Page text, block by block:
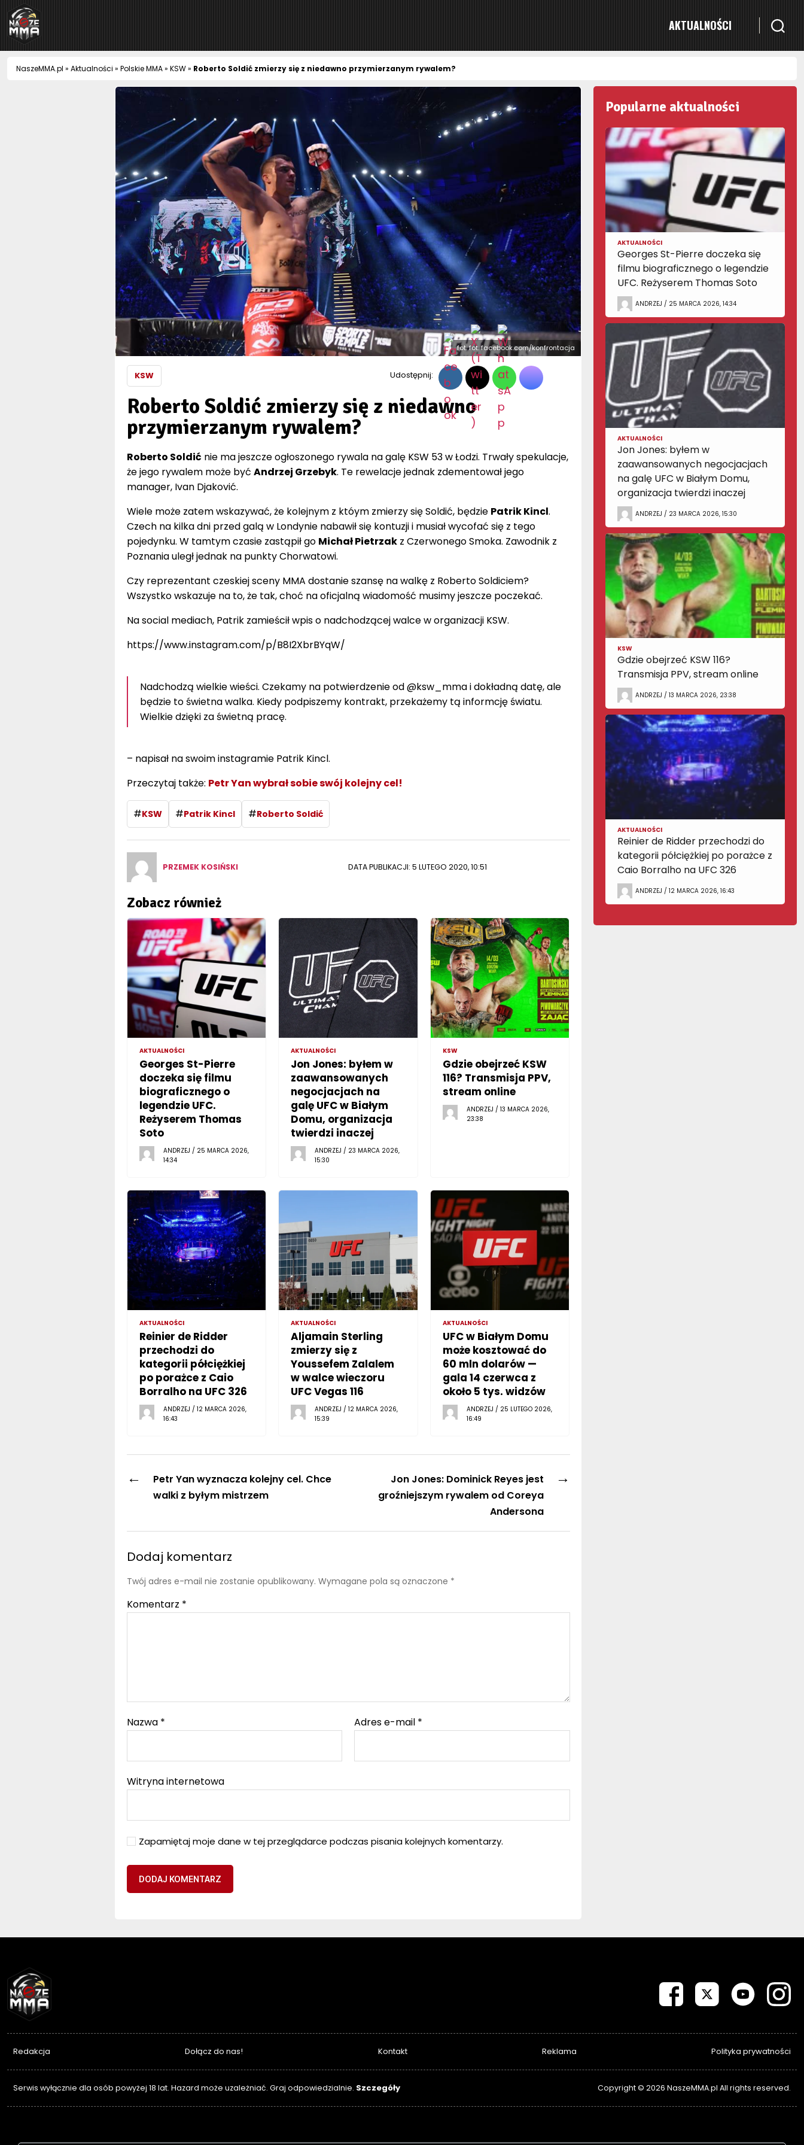
NaszeMMA
AKTUALNOŚCI
NaszeMMA.pl » Aktualności » Polskie MMA» KSW» Roberto Soldić zmierzy się z niedawno przymierzanym rywalem?
fot. fot. facebook.com/konfrontacja
KSW Udostępnij:
Roberto Soldić zmierzy się z niedawno
przymierzanym rywalem?
Roberto Soldić nie ma jeszcze ogłoszonego rywala na galę KSW 53 w Łodzi. Trwały spekulacje,
że jego rywalem może być Andrzej Grzebyk. Te rewelacje jednak zdementował jego
manager, Ivan Djaković.
Wiele może zatem wskazywać, że kolejnym z któym zmierzy się Soldić, będzie Patrik Kincl.
Czech na kilka dni przed galą w Londynie nabawił się kontuzji i musiał wycofać się z tego
pojedynku. W tamtym czasie zastąpił go Michał Pietrzakz Czerwonego Smoka. Zawodnik z
Poznania uległ jednak na punkty Chorwatowi.
Czy reprezentant czeskiej sceny MMA dostanie szansę na walkę z Roberto Soldiciem?
Wszystko wskazuje na to, że tak, choć na oficjalną wiadomość musimy jeszcze poczekać.
Na social mediach, Patrik zamieścił wpis o nadchodzącej walce w organizacji KSW.
https://www.instagram.com/p/B8I2XbrBYqW/
Nadchodzą wielkie wieści. Czekamy na potwierdzenie od @ksw_mma i dokładną datę, ale
będzie to świetna walka. Kiedy podpiszemy kontrakt, przekażemy tą informcję światu.
Wielkie dzięki za świetną pracę.
– napisał na swoim instagramie Patrik Kincl.
Przeczytaj także: Petr Yan wybrał sobie swój kolejny cel!
#KSW #Patrik Kincl #Roberto Soldić
PRZEMEK KOSIŃSKI DATA PUBLIKACJI: 5 LUTEGO 2020, 10:51
Zobacz również
AKTUALNOŚCI
Georges St-Pierre
doczeka się filmu
biograficznego o
legendzie UFC.
Reżyserem Thomas
Soto
ANDRZEJ / 25 MARCA 2026,
14:34
AKTUALNOŚCI
Jon Jones: byłem w
zaawansowanych
negocjacjach na
galę UFC w Białym
Domu, organizacja
twierdzi inaczej
ANDRZEJ / 23 MARCA 2026,
15:30
KSW
Gdzie obejrzeć KSW
116? Transmisja PPV,
stream online
ANDRZEJ / 13 MARCA 2026,
23:38
AKTUALNOŚCI
Reinier de Ridder
przechodzi do
kategorii półciężkiej
po porażce z Caio
Borralho na UFC 326
ANDRZEJ / 12 MARCA 2026,
16:43
AKTUALNOŚCI
Aljamain Sterling
zmierzy się z
Youssefem Zalalem
w walce wieczoru
UFC Vegas 116
ANDRZEJ / 12 MARCA 2026,
15:39
AKTUALNOŚCI
UFC w Białym Domu
może kosztować do
60 mln dolarów —
gala 14 czerwca z
około 5 tys. widzów
ANDRZEJ / 25 LUTEGO 2026,
16:49
←
Petr Yan wyznacza kolejny cel. Chce
walki z byłym mistrzem
→
Jon Jones: Dominick Reyes jest
groźniejszym rywalem od Coreya
Andersona
Dodaj komentarz
Twój adres e-mail nie zostanie opublikowany. Wymagane pola są oznaczone *
Komentarz *
Nazwa * Adres e-mail *
Witryna internetowa
Zapamiętaj moje dane w tej przeglądarce podczas pisania kolejnych komentarzy.
Popularne aktualności
AKTUALNOŚCI
Georges St-Pierre doczeka się
filmu biograficznego o legendzie
UFC. Reżyserem Thomas Soto
ANDRZEJ / 25 MARCA 2026, 14:34
AKTUALNOŚCI
Jon Jones: byłem w
zaawansowanych negocjacjach
na galę UFC w Białym Domu,
organizacja twierdzi inaczej
ANDRZEJ / 23 MARCA 2026, 15:30
KSW
Gdzie obejrzeć KSW 116?
Transmisja PPV, stream online
ANDRZEJ / 13 MARCA 2026, 23:38
AKTUALNOŚCI
Reinier de Ridder przechodzi do
kategorii półciężkiej po porażce z
Caio Borralho na UFC 326
ANDRZEJ / 12 MARCA 2026, 16:43
Redakcja Dołącz do nas! Kontakt Reklama Polityka prywatności
Serwis wyłącznie dla osób powyżej 18 lat. Hazard może uzależniać. Graj odpowiedzialnie. Szczegóły Copyright © 2026 NaszeMMA.pl All rights reserved.